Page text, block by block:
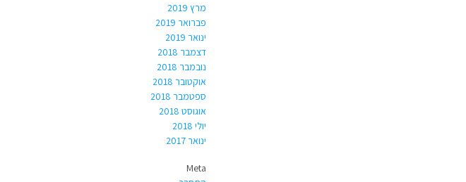
מרץ 2019
פברואר 2019
ינואר 2019
דצמבר 2018
נובמבר 2018
אוקטובר 2018
ספטמבר 2018
אוגוסט 2018
יולי 2018
ינואר 2017
Meta